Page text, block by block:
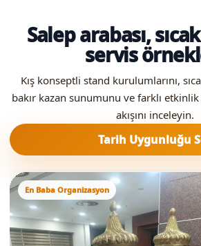
Salep arabası,
servis
Kış konseptli stand kurulumlarını,
bakır kazan sunumunu ve farklı
akışını inceleyin.
Tarih Uygunluğu
En Baba Organizasyon